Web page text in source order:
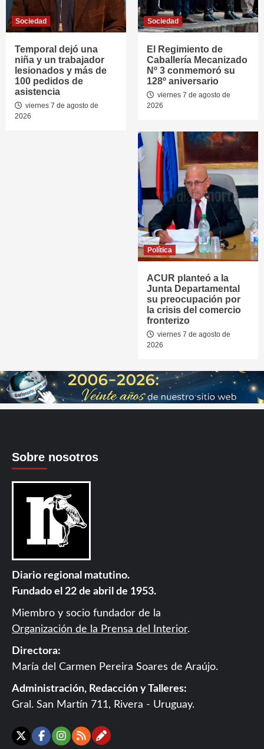
Sociedad
Temporal dejó una
niña y un trabajador
lesionados y más de
100 pedidos de
asistencia
viernes 7 de agosto de
2026
Sociedad
El Regimiento de
Caballería Mecanizado
Nº 3 conmemoró su
128º aniversario
viernes 7 de agosto de
2026
Política
ACUR planteó a la
Junta Departamental
su preocupación por
la crisis del comercio
fronterizo
viernes 7 de agosto de
2026
Sobre nosotros
Diario regional matutino.
Fundado el 22 de abril de 1953.
Miembro y socio fundador de la
Organización de la Prensa del Interior.
Directora:
María del Carmen Pereira Soares de Araújo.
Administración, Redacción y Talleres:
Gral. San Martín 711, Rivera - Uruguay.
X Facebook
Instagram
RSSContáctanos